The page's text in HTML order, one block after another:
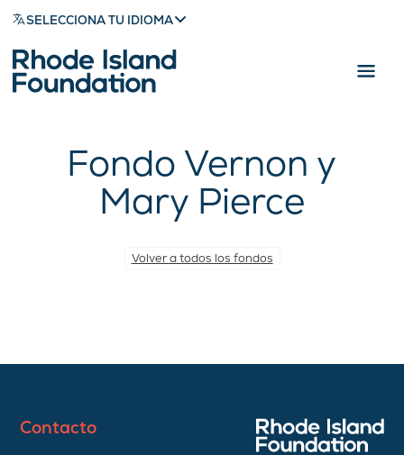
SELECCIONA TU IDIOMA
Fondo Vernon y
Mary Pierce
Volver a todos los fondos
Contacto